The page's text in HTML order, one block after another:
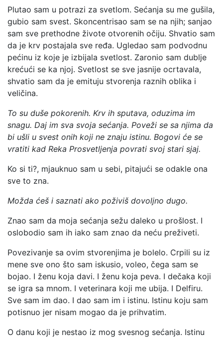
Plutao sam u potrazi za svetlom. Sećanja su me gušila,
gubio sam svest. Skoncentrisao sam se na njih; sanjao
sam sve prethodne živote otvorenih očiju. Shvatio sam
da je krv postajala sve ređa. Ugledao sam podvodnu
pećinu iz koje je izbijala svetlost. Zaronio sam dublje
krećući se ka njoj. Svetlost se sve jasnije ocrtavala,
shvatio sam da je emituju stvorenja raznih oblika i
veličina.
To su duše pokorenih. Krv ih sputava, oduzima im
snagu. Daj im sva svoja sećanja. Poveži se sa njima da
bi ušli u svest onih koji ne znaju istinu. Bogovi će se
vratiti kad Reka Prosvetljenja povrati svoj stari sjaj.
Ko si ti?, mjauknuo sam u sebi, pitajući se odakle ona
sve to zna.
Možda ćeš i saznati ako poživiš dovoljno dugo.
Znao sam da moja sećanja sežu daleko u prošlost. I
oslobodio sam ih iako sam znao da neću preživeti.
Povezivanje sa ovim stvorenjima je bolelo. Crpili su iz
mene sve ono što sam iskusio, voleo, čega sam se
bojao. I ženu koja davi. I ženu koja peva. I dečaka koji
se igra sa mnom. I veterinara koji me ubija. I Delfiru.
Sve sam im dao. I dao sam im i istinu. Istinu koju sam
potisnuo jer nisam mogao da je prihvatim.
O danu koji je nestao iz mog svesnog sećanja. Istinu